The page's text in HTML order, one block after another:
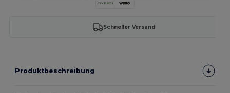
Schneller Versand
Produktbeschreibung